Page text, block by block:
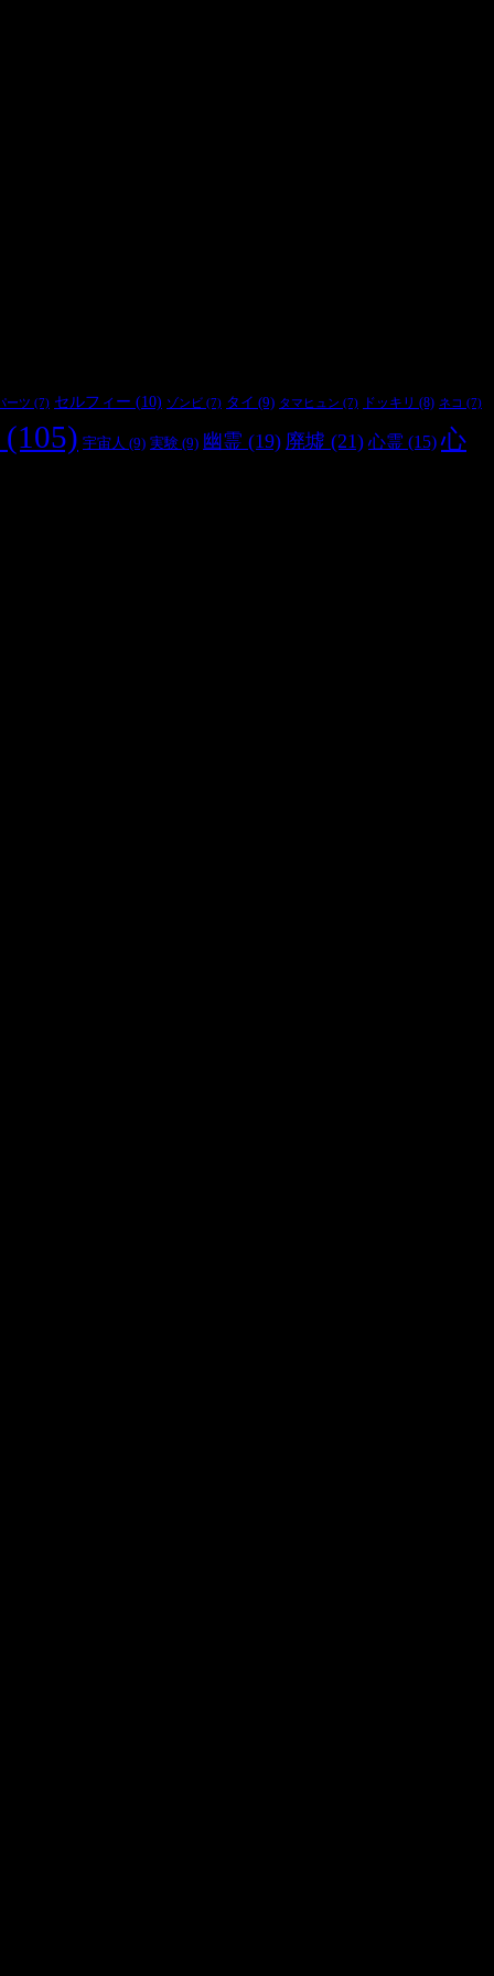
ーツ (7) セルフィー (10) ゾンビ (7) タイ (9) タマヒュン (7) ドッキリ (8) ネコ (7)
(105) 宇宙人 (9) 実験 (9) 幽霊 (19) 廃墟 (21) 心霊 (15) 心